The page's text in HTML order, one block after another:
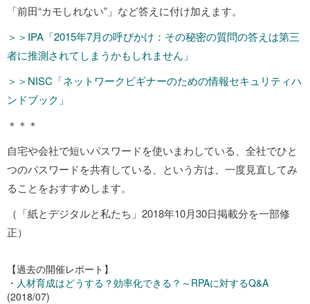
「前田“カモしれない”」など答えに付け加えます。
＞＞IPA「2015年7月の呼びかけ：その秘密の質問の答えは第三
者に推測されてしまうかもしれません」
＞＞NISC「ネットワークビギナーのための情報セキュリティハ
ンドブック」
＊＊＊
自宅や会社で短いパスワードを使いまわしている、全社でひと
つのパスワードを共有している、という方は、一度見直してみ
ることをおすすめします。
（「紙とデジタルと私たち」2018年10月30日掲載分を一部修
正）
【過去の開催レポート】
・ 人材育成はどうする？効率化できる？～RPAに対するQ&A
(2018/07)